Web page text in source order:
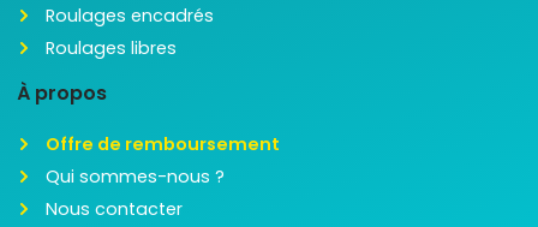
Roulages encadrés
Roulages libres
À propos
Offre de remboursement
Qui sommes-nous ?
Nous contacter